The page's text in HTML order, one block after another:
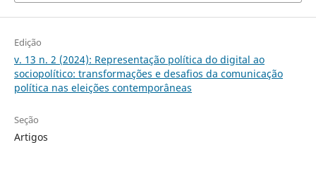
Edição
v. 13 n. 2 (2024): Representação política do digital ao
sociopolítico: transformações e desafios da comunicação
política nas eleições contemporâneas
Seção
Artigos